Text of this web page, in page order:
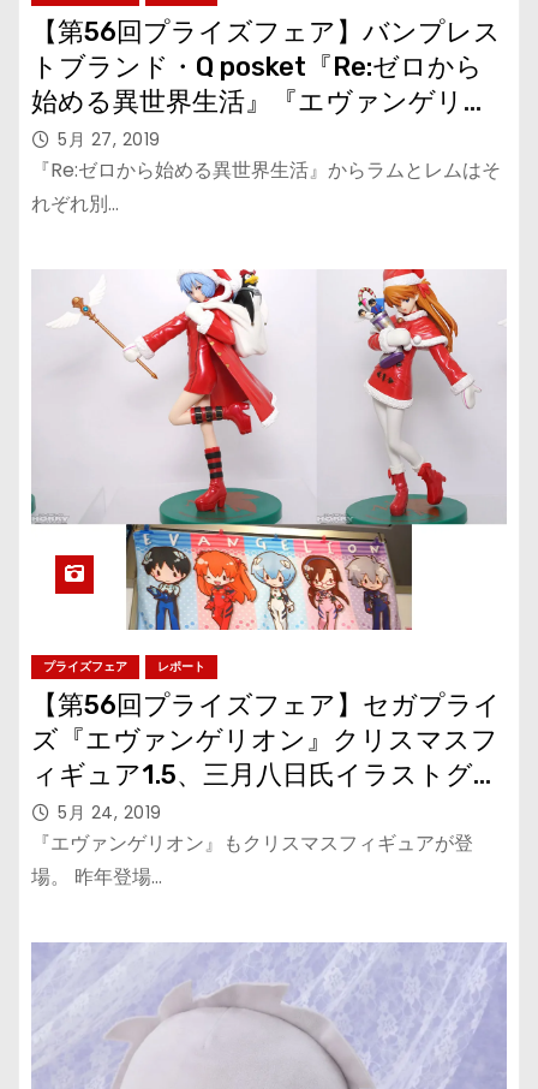
【第56回プライズフェア】バンプレス
トブランド・Q posket『Re:ゼロから
始める異世界生活』『エヴァンゲリオ
ン』シリーズ
5月 27, 2019
『Re:ゼロから始める異世界生活』からラムとレムはそ
れぞれ別…
プライズフェア レポート
【第56回プライズフェア】セガプライ
ズ『エヴァンゲリオン』クリスマスフ
ィギュア1.5、三月八日氏イラストグッ
ズ5月 24, 2019
『エヴァンゲリオン』もクリスマスフィギュアが登
場。 昨年登場…